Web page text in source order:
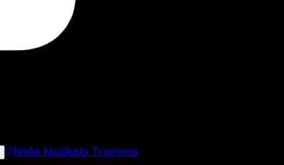
Naša Njuškalo Trgovina